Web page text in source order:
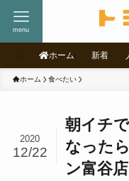
menu
ホーム 新着
ホーム 食べたい
朝イチ
なった
ン富谷店
2020
12/22